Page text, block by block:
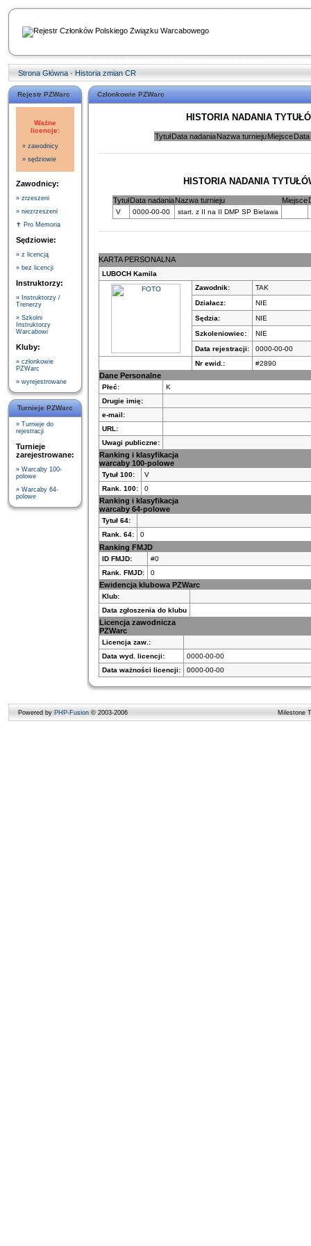
Strona Główna · Historia zmian CR
Rejestr PZWarc
Ważne
licencje:
» zawodnicy
» sędziowie
Zawodnicy:
» zrzeszeni
» niezrzeszeni
✝ Pro Memoria
Sędziowie:
» z licencją
» bez licencji
Instruktorzy:
» Instruktorzy /
Trenerzy
» Szkolni
Instruktorzy
Warcabowi
Kluby:
» członkowie
PZWarc
» wyrejestrowane
Turnieje PZWarc
» Turnieje do
rejestracji
Turnieje
zarejestrowane:
» Warcaby 100-
polowe
» Warcaby 64-
polowe
Członkowie PZWarc
HISTORIA NADANIA
TytułData nadaniaNazwa turniejuMiejsce
HISTORIA NADANIA
TytułData nadania Nazwa turnieju Miejsce
V 0000-00-00 start. z II na II DMP SP Bielawa
KARTA PERSONALNA
LUBOCH Kamila
Zawodnik:
TAK
Działacz:
NIE
Sędzia:
NIE
Szkoleniowiec:
NIE
Data rejestracji:
0000-00-00
Nr ewid.:
#2890
Dane Personalne
Płeć:
K
Drugie imię:
e-mail:
URL:
Uwagi publiczne:
Ranking i klasyfikacja
warcaby 100-polowe
Tytuł 100:
V
Rank. 100:
0
Ranking i klasyfikacja
warcaby 64-polowe
Tytuł 64:
Rank. 64:
0
Ranking FMJD
ID FMJD:
#0
Rank. FMJD:
0
Ewidencja klubowa PZWarc
Klub:
Data zgłoszenia do klubu
Licencja zawodnicza
PZWarc
Licencja zaw.:
Data wyd. licencji:
0000-00-00
Data ważności licencji:
0000-00-00
Powered by PHP-Fusion © 2003-2006 Milestone